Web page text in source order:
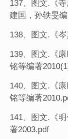
137、图文.《
建国，孙轶旻
138、图文.《
139、图文.《
铭等编著
140、图文.《
铭等编著
141、图文.《
著2003.pdf